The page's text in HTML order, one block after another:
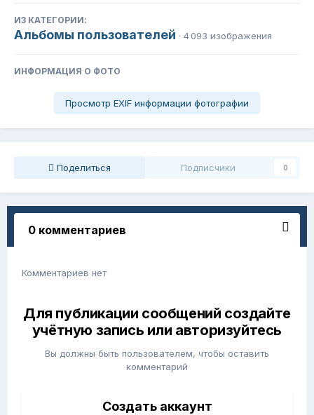
ИЗ КАТЕГОРИИ:
Альбомы пользователей · 4 093 изображения
ИНФОРМАЦИЯ О ФОТО
Просмотр EXIF информации фотографии
Поделиться Подписчики 0
0 комментариев
Комментариев нет
Для публикации сообщений создайте
учётную запись или авторизуйтесь
Вы должны быть пользователем, чтобы оставить
комментарий
Создать аккаунт